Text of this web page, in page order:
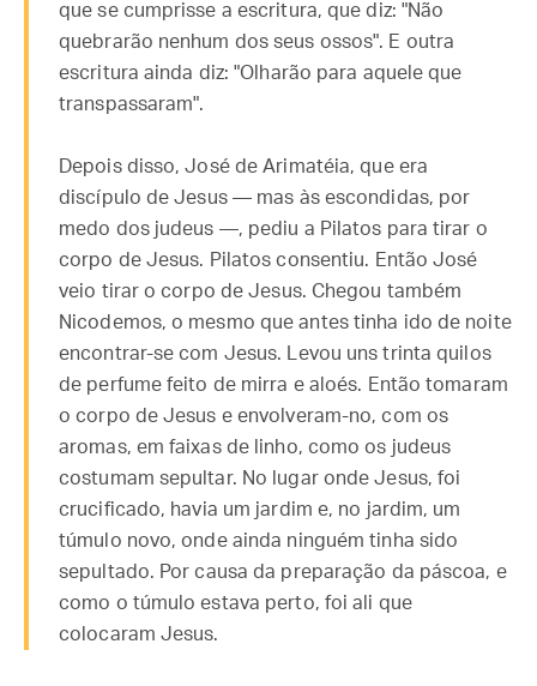
que se cumprisse a escritura, que diz: "Não
quebrarão nenhum dos seus ossos". E outra
escritura ainda diz: "Olharão para aquele que
transpassaram".
Depois disso, José de Arimatéia, que era
discípulo de Jesus — mas às escondidas, por
medo dos judeus —, pediu a Pilatos para tirar o
corpo de Jesus. Pilatos consentiu. Então José
veio tirar o corpo de Jesus. Chegou também
Nicodemos, o mesmo que antes tinha ido de noite
encontrar-se com Jesus. Levou uns trinta quilos
de perfume feito de mirra e aloés. Então tomaram
o corpo de Jesus e envolveram-no, com os
aromas, em faixas de linho, como os judeus
costumam sepultar. No lugar onde Jesus, foi
crucificado, havia um jardim e, no jardim, um
túmulo novo, onde ainda ninguém tinha sido
sepultado. Por causa da preparação da páscoa, e
como o túmulo estava perto, foi ali que
colocaram Jesus.